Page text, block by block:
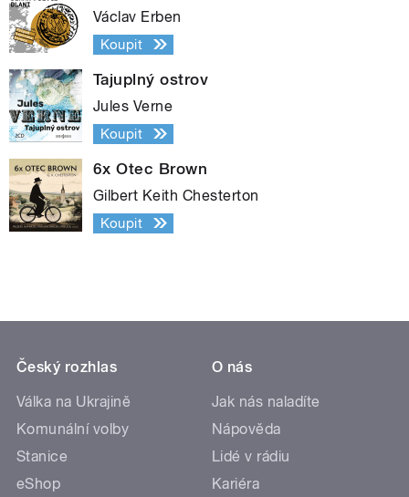
Václav Erben
Koupit
Tajuplný ostrov
Jules Verne
Koupit
6x Otec Brown
Gilbert Keith Chesterton
Koupit
Český rozhlas
Válka na Ukrajině
Komunální volby
Stanice
eShop
O nás
Jak nás naladíte
Nápověda
Lidé v rádiu
Kariéra